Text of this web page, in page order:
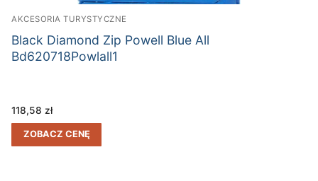
AKCESORIA TURYSTYCZNE
Black Diamond Zip Powell Blue All
Bd620718Powlall1
118,58 zł
ZOBACZ CENĘ